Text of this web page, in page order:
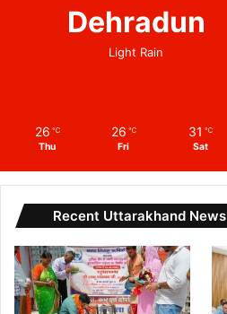
Dehradun
Light Rain
26 ℃
Thu
26 ℃
Fri
31 ℃
Sat
Recent Uttarakhand News